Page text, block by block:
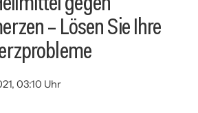
– Lösen Sie Ihre
03:10 Uhr